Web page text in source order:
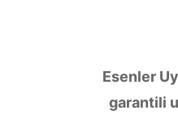
Esenler
garantili